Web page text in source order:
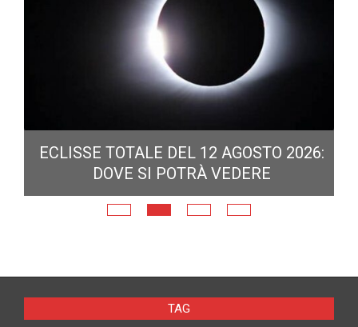
ECLISSE TOTALE DEL 12 AGOSTO 2026:
DOVE SI POTRÀ VEDERE
TAG